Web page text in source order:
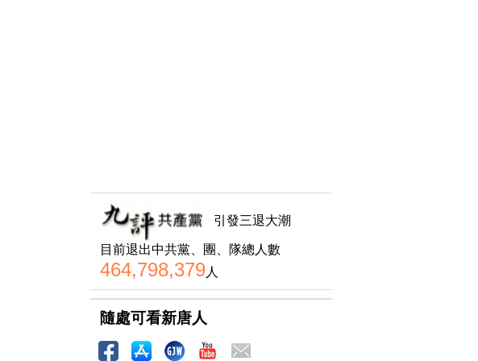
引發三退大潮
目前退出中共黨、團、隊總人數
464,798,379人
隨處可看新唐人